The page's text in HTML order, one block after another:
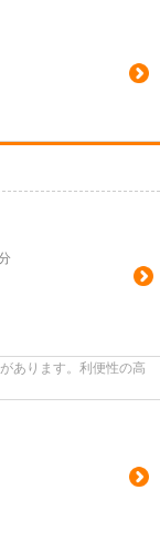
あります。利便性の高